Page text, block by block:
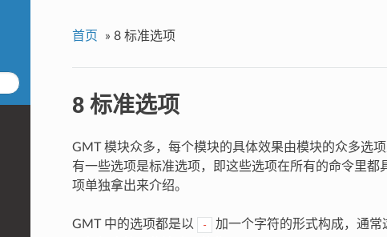
首页 » 8 标准选项
8 标准选项
GMT 模块众多，每个模块的具体效果由模块的众多选
有一些选项是标准选项，即这些选项在所有的命令里
项单独拿出来介绍。
GMT 中的选项都是以 -
加一个字符的形式构成，通